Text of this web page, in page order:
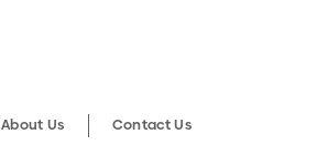
About Us Contact Us